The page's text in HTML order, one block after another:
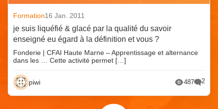
Formation16 Jan. 2011
je suis liquéfié & glacé par la qualité du savoir
enseigné eu égard à la définition et vous ?
Fonderie | CFAI Haute Marne – Apprentissage et alternance
dans les … Cette activité permet […]
piwi 487 2